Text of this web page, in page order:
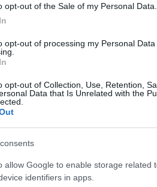
opt-out of the Sale of my Personal Data.
opt-out of processing my Personal
opt-out of Collection, Use, Retention,
Data that Is Unrelated with the
allow Google to enable storage related
identifiers in apps.
κυριαρχία
για τον τρίτο γύρο δεν
court με εξαιρετική
προηγήθηκε με 3-1 και,
γκέιμ για να κλείσει